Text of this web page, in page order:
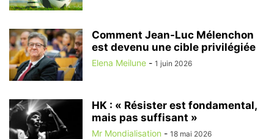
Comment Jean-Luc Mélenchon
est devenu une cible privilégiée
Elena Meilune - 1 juin 2026
HK : « Résister est fondamental,
mais pas suffisant »
Mr Mondialisation - 18 mai 2026